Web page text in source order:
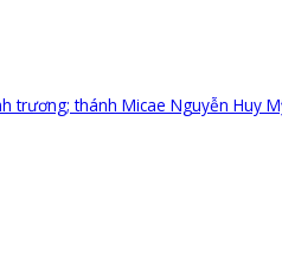
trương; thánh Micae Nguyễn Huy